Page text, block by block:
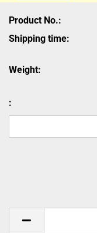
Product No.:
Shipping time:
Weight:
: